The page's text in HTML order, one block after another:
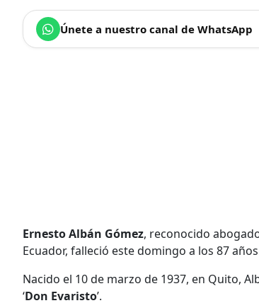
Únete a nuestro canal de WhatsApp
Ernesto Albán Gómez, reconocido
Ecuador, falleció este domingo a los 87
Nacido el 10 de marzo de 1937, en Quito,
‘Don Evaristo’.